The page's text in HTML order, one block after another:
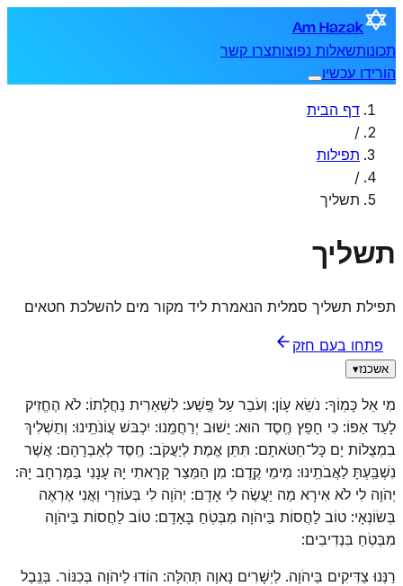
Am Hazak
תכונותשאלות נפוצותצרו קשר
הורידו עכשיו
דף הבית
/
תפילות
/
תשליך
תשליך
תפילת תשליך סמלית הנאמרת ליד מקור מים להשלכת חטאים
פתחו בעם חזק
אשכנז▾
מִי אֵל כָּמֽוֹךָ: נֹשֵׂא עָו‍ֹן: וְעֹבֵר עַל פֶּֽשַׁע: לִשְׁאֵרִית נַחֲלָתוֹ: לֹא הֶחֱזִיק
לָעַד אַפּוֹ: כִּי חָפֵץ חֶֽסֶד הוּא: יָשׁוּב יְרַחֲמֵֽנוּ: יִכְבּשׁ עֲו‍ֹנֹתֵֽינוּ: וְתַשְׁלִיךְ
בִמְצֻלוֹת יָם כָּל־חַטֹּאתָם: תִּתֵּן אֱמֶת לְיַעֲקֹב: חֶֽסֶד לְאַבְרָהָם: אֲשֶׁר
נִשְׁבַּֽעְתָּ לַאֲבֹתֵֽינוּ: מִימֵי קֶֽדֶם: מִן הַמֵּצַר קָרָאתִי יָהּ עָנָנִי בַּמֶּרְחָב יָהּ:
יְהֹוָה לִי לֹא אִירָא מַה יַעֲשֶׂה לִי אָדָם: יְהֹוָה לִי בְּעוֹזְרָי וַאֲנִי אֶרְאֶה
בְּשׂוֹנְאָי: טוֹב לַחֲסוֹת בַּיהֹוָה מִבְּטֹֽחַ בָּאָדָם: טוֹב לַחֲסוֹת בַּיהֹוָה
מִבְּטֹֽחַ בִּנְדִיבִים:
רַנְּנוּ צַדִּיקִים בַּיהֹוָה. לַיְשָׁרִים נָאוָה תְּהִלָּה: הוֹדוּ לַיהֹוָה בְּכִנּוֹר. בְּנֵֽבֶל